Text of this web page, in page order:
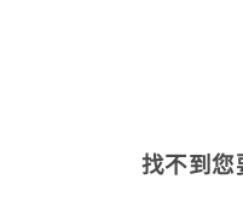
找不到您